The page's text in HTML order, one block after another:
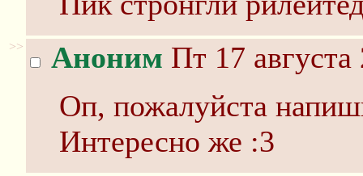
>> Аноним Пт 17
Оп, пожалуйста
Интересно же :3